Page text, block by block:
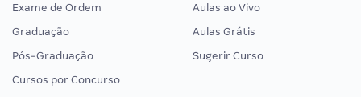
Exame de Ordem
Graduação
Pós-Graduação
Cursos por Concurso
Aulas ao Vivo
Aulas Grátis
Sugerir Curso